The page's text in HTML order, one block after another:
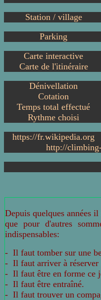
Station / village
Parking
Carte interactive
Carte de l'itinéraire
Dénivellation
Cotation
Temps total effectué
Rythme choisi
https://fr.wikipedia.org
http://
Depuis quelques années
que pour d'autres
indispensables:
- Il faut tomber sur une
- Il faut arriver à réserver
- Il faut être en forme ce
- Il faut être entraîné.
- Il faut trouver un